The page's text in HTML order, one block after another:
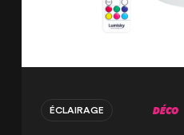
ÉCLAIRAGE DÉCO